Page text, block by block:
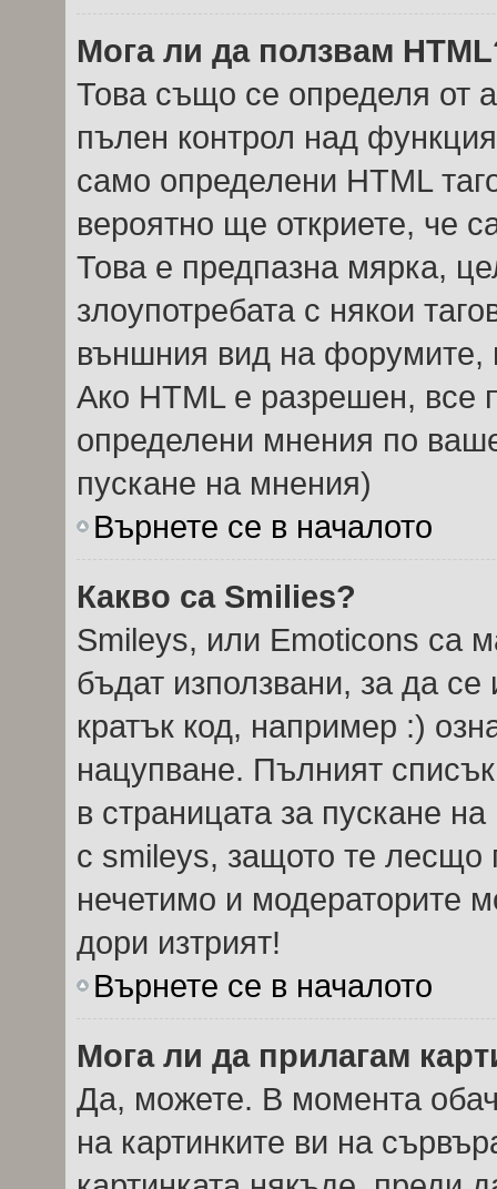
Мога ли да ползвам
Това също се определя от
пълен контрол над
само определени HTML
вероятно ще откриете, че
Това е предпазна мярка,
злоупотребата с някои
външния вид на форумите,
Ако HTML е разрешен, все
определени мнения по
пускане на мнения)
Върнете се в началото
Какво са Smilies?
Smileys, или Emoticons са
бъдат използвани, за да
кратък код, например :)
нацупване. Пълният
в страницата за пускане
с smileys, защото те
нечетимо и модераторите
дори изтрият!
Върнете се в началото
Мога ли да прилагам
Да, можете. В момента
на картинките ви на